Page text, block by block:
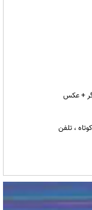
+ عکس
، تلفن